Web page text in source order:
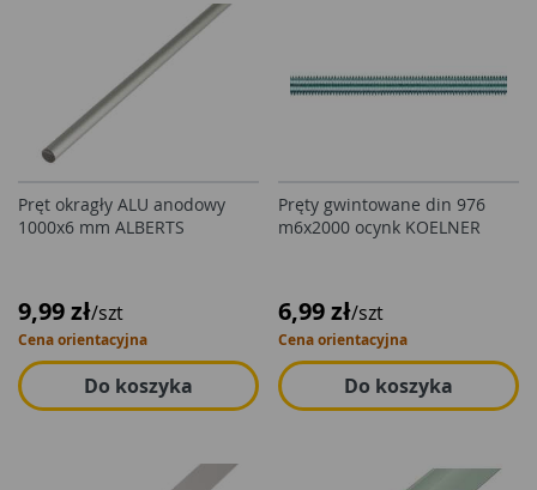
Pręt okragły ALU anodowy
1000x6 mm ALBERTS
9,99 zł/szt
Cena orientacyjna
Do koszyka
Pręty gwintowane din 976
m6x2000 ocynk KOELNER
6,99 zł/szt
Cena orientacyjna
Do koszyka